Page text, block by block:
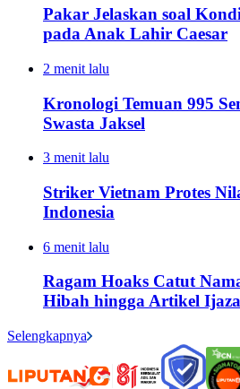
Pakar Jelaskan soal
pada Anak Lahir Caesar
2 menit lalu
Kronologi Temuan 995
Swasta Jaksel
3 menit lalu
Striker Vietnam Protes
Indonesia
6 menit lalu
Ragam Hoaks Catut
Hibah hingga Artikel
Selengkapnya